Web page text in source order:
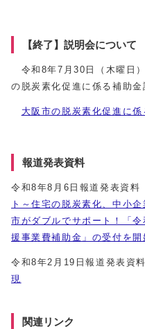
【終了】説明会について
令和8年7月30日（木曜日
の脱炭素化促進に係る補助金
大阪市の脱炭素化促進に
報道発表資料
令和8年8月6日報道発表資料
ト～住宅の脱炭素化、中小
市がダブルでサポート！「
援事業費補助金」の受付を開
令和8年2月19日報道発表資料
現
関連リンク